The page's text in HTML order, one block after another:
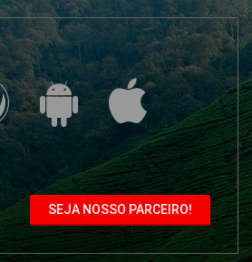
SEJA NOSSO PARCEIRO!